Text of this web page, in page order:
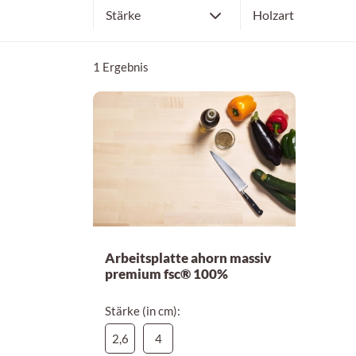
Stärke2,6 cm
HolzartAhorn
1 Ergebnis
Arbeitsplatte ahorn massiv
premium fsc® 100%
Stärke (in cm):
2,6
4